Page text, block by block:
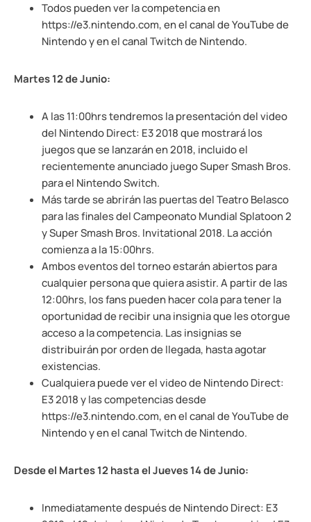
Todos pueden ver la competencia en
https://e3.nintendo.com, en el canal de YouTube de
Nintendo y en el canal Twitch de Nintendo.
Martes 12 de Junio:
A las 11:00hrs tendremos la presentación del video
del Nintendo Direct: E3 2018 que mostrará los
juegos que se lanzarán en 2018, incluido el
recientemente anunciado juego Super Smash Bros.
para el Nintendo Switch.
Más tarde se abrirán las puertas del Teatro Belasco
para las finales del Campeonato Mundial Splatoon 2
y Super Smash Bros. Invitational 2018. La acción
comienza a la 15:00hrs.
Ambos eventos del torneo estarán abiertos para
cualquier persona que quiera asistir. A partir de las
12:00hrs, los fans pueden hacer cola para tener la
oportunidad de recibir una insignia que les otorgue
acceso a la competencia. Las insignias se
distribuirán por orden de llegada, hasta agotar
existencias.
Cualquiera puede ver el video de Nintendo Direct:
E3 2018 y las competencias desde
https://e3.nintendo.com, en el canal de YouTube de
Nintendo y en el canal Twitch de Nintendo.
Desde el Martes 12 hasta el Jueves 14 de Junio:
Inmediatamente después de Nintendo Direct: E3